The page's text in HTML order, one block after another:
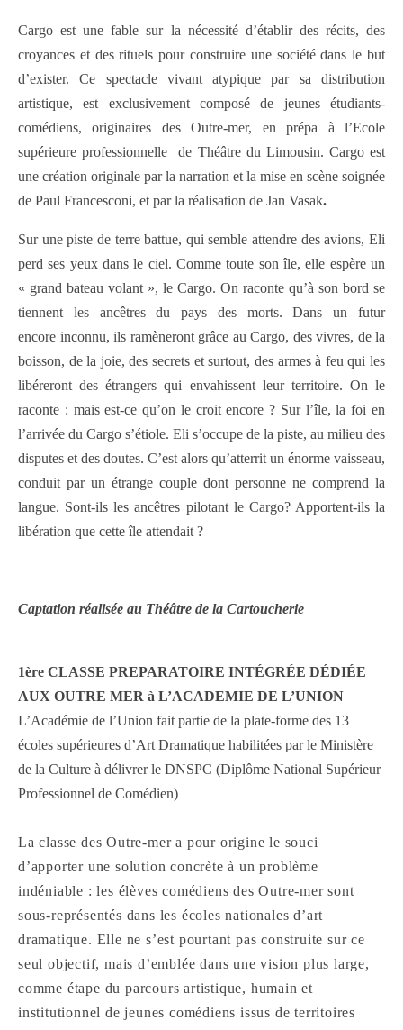
Cargo est une fable sur la nécessité d’établir des récits, des
croyances et des rituels pour construire une société dans le but
d’exister. Ce spectacle vivant atypique par sa distribution
artistique, est exclusivement composé de jeunes étudiants-
comédiens, originaires des Outre-mer, en prépa à l’Ecole
supérieure professionnelle de Théâtre du Limousin. Cargo est
une création originale par la narration et la mise en scène soignée
de Paul Francesconi, et par la réalisation de Jan Vasak.
Sur une piste de terre battue, qui semble attendre des avions, Eli
perd ses yeux dans le ciel. Comme toute son île, elle espère un
« grand bateau volant », le Cargo. On raconte qu’à son bord se
tiennent les ancêtres du pays des morts. Dans un futur
encore inconnu, ils ramèneront grâce au Cargo, des vivres, de la
boisson, de la joie, des secrets et surtout, des armes à feu qui les
libéreront des étrangers qui envahissent leur territoire. On le
raconte : mais est-ce qu’on le croit encore ? Sur l’île, la foi en
l’arrivée du Cargo s’étiole. Eli s’occupe de la piste, au milieu des
disputes et des doutes. C’est alors qu’atterrit un énorme vaisseau,
conduit par un étrange couple dont personne ne comprend la
langue. Sont-ils les ancêtres pilotant le Cargo? Apportent-ils la
libération que cette île attendait ?
Captation réalisée au Théâtre de la Cartoucherie
1ère CLASSE PREPARATOIRE INTÉGRÉE DÉDIÉE
AUX OUTRE MER à L’ACADEMIE DE L’UNION
L’Académie de l’Union fait partie de la plate-forme des 13
écoles supérieures d’Art Dramatique habilitées par le Ministère
de la Culture à délivrer le DNSPC (Diplôme National Supérieur
Professionnel de Comédien)
La classe des Outre-mer a pour origine le souci
d’apporter une solution concrète à un problème
indéniable : les élèves comédiens des Outre-mer sont
sous-représentés dans les écoles nationales d’art
dramatique. Elle ne s’est pourtant pas construite sur ce
seul objectif, mais d’emblée dans une vision plus large,
comme étape du parcours artistique, humain et
institutionnel de jeunes comédiens issus de territoires